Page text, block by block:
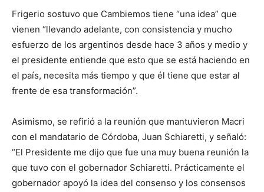
Frigerio sostuvo que Cambiemos tiene “una idea” que
vienen “llevando adelante, con consistencia y mucho
esfuerzo de los argentinos desde hace 3 años y medio y
el presidente entiende que esto que se está haciendo en
el país, necesita más tiempo y que él tiene que estar al
frente de esa transformación”.
Asimismo, se refirió a la reunión que mantuvieron Macri
con el mandatario de Córdoba, Juan Schiaretti, y señaló:
“El Presidente me dijo que fue una muy buena reunión la
que tuvo con el gobernador Schiaretti. Prácticamente el
gobernador apoyó la idea del consenso y los consensos